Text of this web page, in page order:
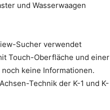
und Wasserwaagen
Sucher verwendet
Touch-Oberfläche und einer
keine Informationen.
Technik der K-1 und K-